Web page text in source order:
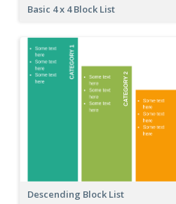
Basic 4 x 4 Block List
Descending Block List